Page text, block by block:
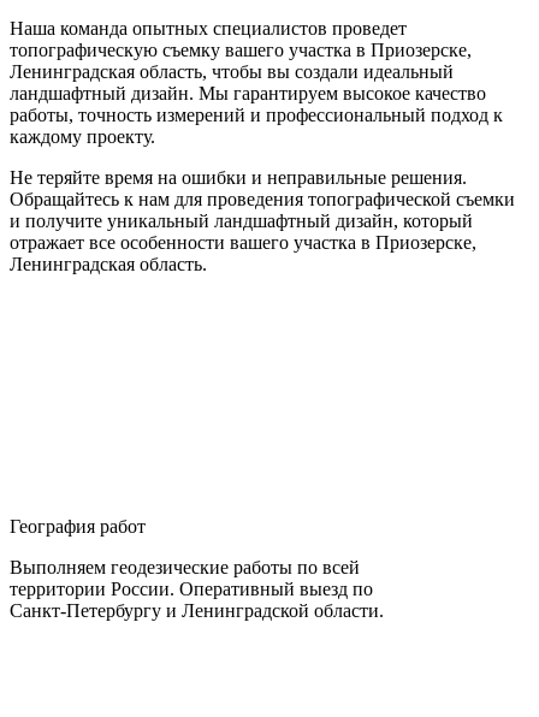
Наша команда опытных специалистов проведет
топографическую съемку вашего участка в Приозерске,
Ленинградская область, чтобы вы создали идеальный
ландшафтный дизайн. Мы гарантируем высокое качество
работы, точность измерений и профессиональный подход к
каждому проекту.
Не теряйте время на ошибки и неправильные решения.
Обращайтесь к нам для проведения топографической съемки
и получите уникальный ландшафтный дизайн, который
отражает все особенности вашего участка в Приозерске,
Ленинградская область.
География работ
Выполняем геодезические работы по всей
территории России. Оперативный выезд по
Санкт-Петербургу и Ленинградской области.